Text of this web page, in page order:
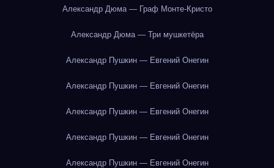
Александр Дюма — Граф Монте-Кристо
Александр Дюма — Три мушкетёра
Александр Пушкин — Евгений Онегин
Александр Пушкин — Евгений Онегин
Александр Пушкин — Евгений Онегин
Александр Пушкин — Евгений Онегин
Александр Пушкин — Евгений Онегин